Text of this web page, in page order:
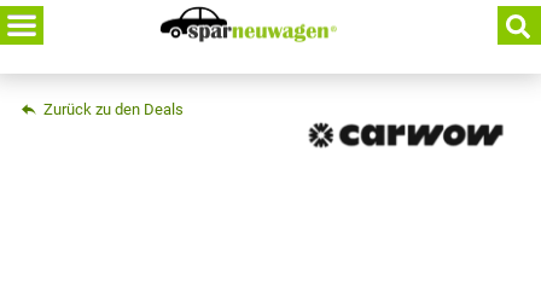
Skip
to
content
Zurück zu den Deals